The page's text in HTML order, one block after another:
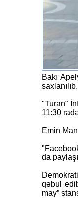
Bakı
saxlanılıb.
"Turan”
11:30
Emin
da
qəbul
may”